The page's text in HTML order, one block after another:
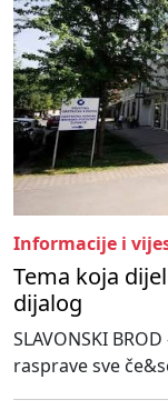
Informacije i
Tema koja
dijalog
SLAVONSKI
rasprave sve